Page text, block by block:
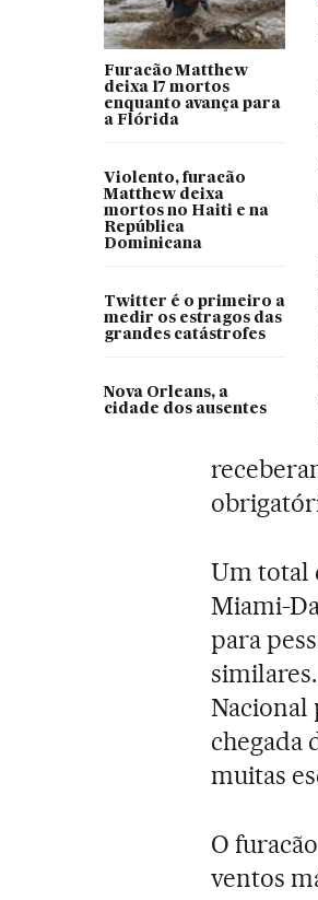
Furacão Matthew
deixa 17 mortos
enquanto avança para
a Flórida
Violento, furacão
Matthew deixa
mortos no Haiti e na
República
Dominicana
Twitter é o primeiro a
medir os estragos das
grandes catástrofes
Nova Orleans, a
cidade dos ausentes
Um total
Miami-
para
Nacional
chegada
muitas
O
ventos